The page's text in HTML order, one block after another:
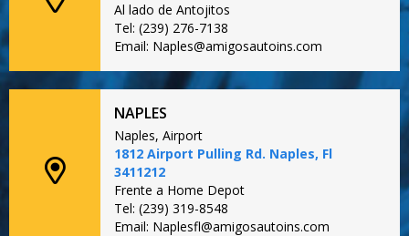
Al lado de Antojitos
Tel: (239) 276-7138
Email: Naples@amigosautoins.com
NAPLES
Naples, Airport
1812 Airport Pulling Rd. Naples, Fl
3411212
Frente a Home Depot
Tel: (239) 319-8548
Email: Naplesfl@amigosautoins.com